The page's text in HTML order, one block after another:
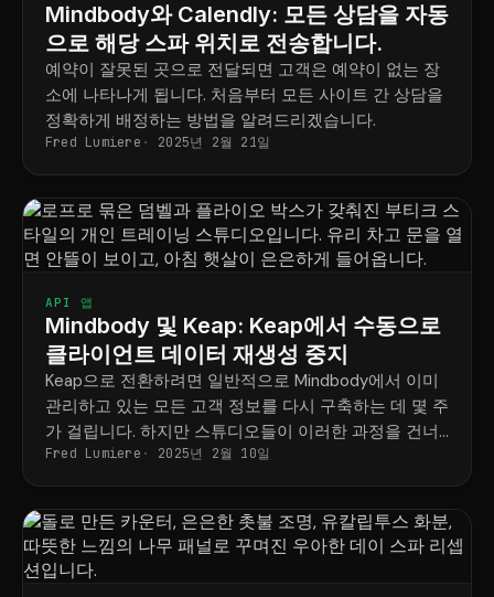
Mindbody와 Calendly: 모든 상담을 자동
으로 해당 스파 위치로 전송합니다.
예약이 잘못된 곳으로 전달되면 고객은 예약이 없는 장
소에 나타나게 됩니다. 처음부터 모든 사이트 간 상담을
정확하게 배정하는 방법을 알려드리겠습니다.
Fred Lumiere 2025년 2월 21일
API 앱
Mindbody 및 Keap: Keap에서 수동으로
클라이언트 데이터 재생성 중지
Keap으로 전환하려면 일반적으로 Mindbody에서 이미
관리하고 있는 모든 고객 정보를 다시 구축하는 데 몇 주
가 걸립니다. 하지만 스튜디오들이 이러한 과정을 건너
뛰고 첫날부터 Keap을 사용할 수 있도록 준비하는 방법
을 소개합니다.
Fred Lumiere 2025년 2월 10일